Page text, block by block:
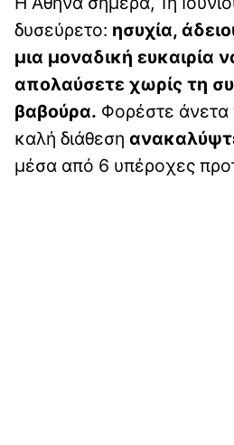
δυσεύρετο: ησυχία,
μια μοναδική ευκαιρία
απολαύσετε χωρίς τη
βαβούρα. Φορέστε άνετα
καλή διάθεση
μέσα από 6 υπέροχες